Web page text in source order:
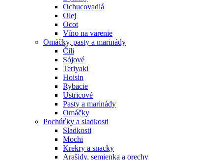
Ochucovadlá
Olej
Ocot
Víno na varenie
Omáčky, pasty a marinády
Čili
Sójové
Teriyaki
Hoisin
Rybacie
Ustricové
Pasty a marinády
Omáčky
Pochúťky a sladkosti
Sladkosti
Mochi
Krekry a snacky
Arašidy, semienka a orechy